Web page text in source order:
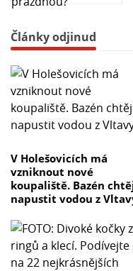
Články odjinud
V Holešovicích má
vzniknout nové
koupaliště. Bazén
napustit vodou z